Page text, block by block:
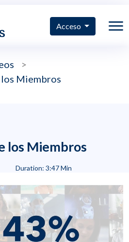
Acceso
>
Miembros
los Miembros
Duration: 3:47 Min